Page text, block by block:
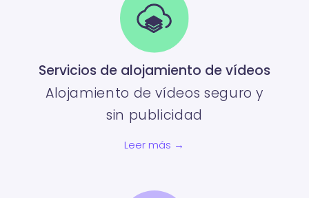
Servicios de alojamiento de vídeos
Alojamiento de vídeos seguro y
sin publicidad
Leer más →